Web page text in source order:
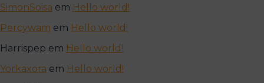
SimonSoisa em Hello world!
Percywam em Hello world!
Harrispep em Hello world!
Yorkaxora em Hello world!